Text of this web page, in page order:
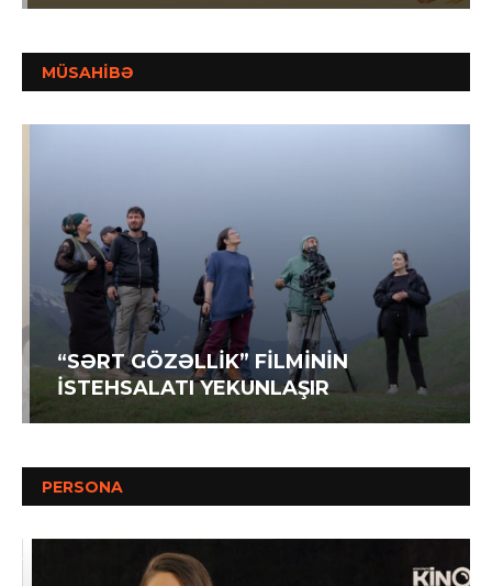
MÜSAHİBƏ
“SƏRT GÖZƏLLİK” FİLMİNİN
İSTEHSALATI YEKUNLAŞIR
PERSONA